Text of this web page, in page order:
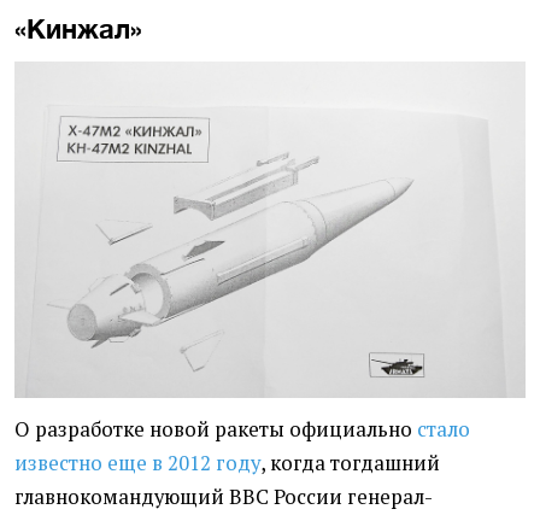
«Кинжал»
О разработке новой ракеты официально стало
известно еще в 2012 году, когда тогдашний
главнокомандующий ВВС России генерал-